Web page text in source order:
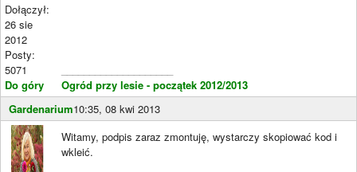
Dołączył:
26 sie
2012
Posty:
5071
Do góry
Ogród przy lesie - początek 2012/2013
Gardenarium10:35, 08 kwi 2013
Witamy, podpis zaraz zmontuję, wystarczy skopiować kod i
wkleić.